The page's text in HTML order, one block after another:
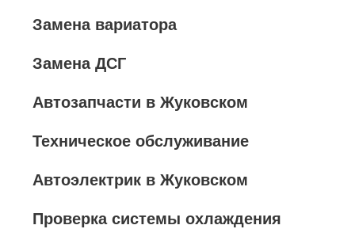
Замена вариатора
Замена ДСГ
Автозапчасти в Жуковском
Техническое обслуживание
Автоэлектрик в Жуковском
Проверка системы охлаждения